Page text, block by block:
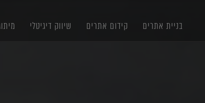
בניית אתרים קידום אתרים שיווק דיגיטלי